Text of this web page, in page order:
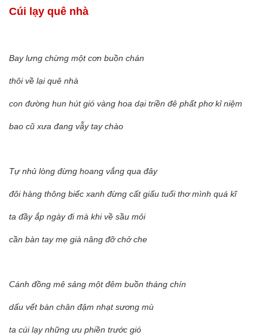
Cúi lạy quê nhà
Bay lưng chừng một cơn buồn chán
thôi về lại quê nhà
con đường hun hút gió vàng hoa dại triền đê phất phơ kỉ niệm
bao cũ xưa đang vẫy tay chào
Tự nhủ lòng đừng hoang vắng qua đây
đôi hàng thông biếc xanh đừng cất giấu tuổi thơ mình quá kĩ
ta đầy ắp ngày đi mà khi về sầu mỏi
cần bàn tay mẹ già nâng đỡ chở che
Cánh đồng mê sảng một đêm buồn tháng chín
dấu vết bàn chân đậm nhạt sương mù
ta cúi lạy những ưu phiền trước gió